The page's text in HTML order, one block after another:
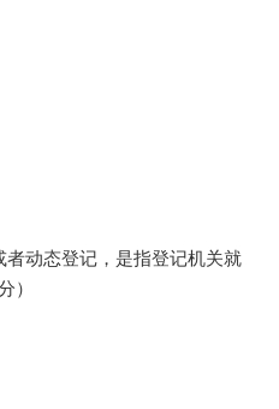
动态登记，是指登记机关就
）